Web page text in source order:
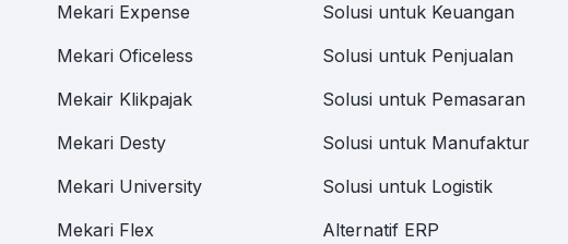
Mekari Expense
Mekari Oficeless
Mekair Klikpajak
Mekari Desty
Mekari University
Mekari Flex
Solusi untuk Keuangan
Solusi untuk Penjualan
Solusi untuk Pemasaran
Solusi untuk Manufaktur
Solusi untuk Logistik
Alternatif ERP